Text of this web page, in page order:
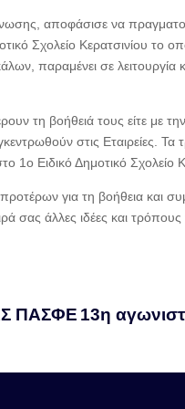
αποφάσισε να
Σχολείο Κερατσινίου το
παραμένει σε λειτουργία
βοήθειά τους είτε με την
στις Εταιρείες. Τα
Ειδικό Δημοτικό Σχολείο
για τη βοήθεια και
σας άλλες ιδέες και
ΠΑΣΦΕ 13η